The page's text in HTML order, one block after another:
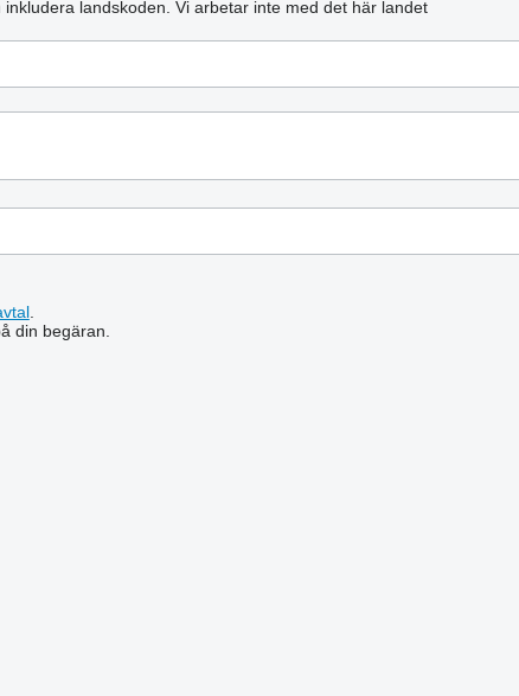
landskoden. Vi arbetar inte med det här landet
.
din begäran.